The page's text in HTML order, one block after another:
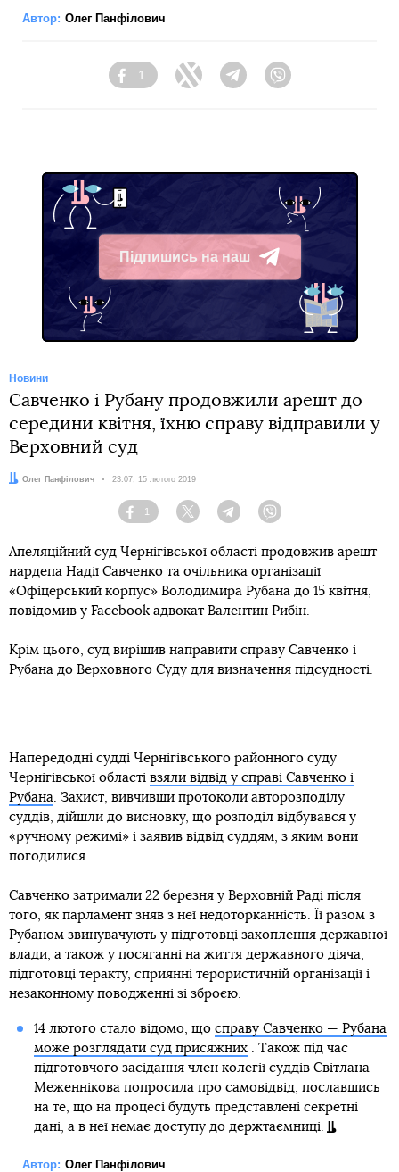
Автор: Олег Панфілович
Facebook
1
Twitter TelegramViber
Підпишись на наш
Telegram
Новини
Савченко і Рубану продовжили арешт до
середини квітня, їхню справу відправили у
Верховний суд
Автор:
Олег Панфілович Дата:
23:07, 15 лютого 2019
Facebook
1
Twitter TelegramViber
Апеляційний суд Чернігівської області продовжив арешт
нардепа Надії Савченко та очільника організації
«Офіцерський корпус» Володимира Рубана до 15 квітня,
повідомив у Facebook адвокат Валентин Рибін.
Крім цього, суд вирішив направити справу Савченко і
Рубана до Верховного Суду для визначення підсудності.
Напередодні судді Чернігівського районного суду
Чернігівської області взяли відвід у справі Савченко і
Рубана. Захист, вивчивши протоколи авторозподілу
суддів, дійшли до висновку, що розподіл відбувався у
«ручному режимі» і заявив відвід суддям, з яким вони
погодилися.
Савченко затримали 22 березня у Верховній Раді після
того, як парламент зняв з неї недоторканність. Її разом з
Рубаном звинувачують у підготовці захоплення державної
влади, а також у посяганні на життя державного діяча,
підготовці теракту, сприянні терористичній організації і
незаконному поводженні зі зброєю.
14 лютого стало відомо, що справу Савченко — Рубана
може розглядати суд присяжних. Також під час
підготовчого засідання член колегії суддів Світлана
Меженнікова попросила про самовідвід, пославшись
на те, що на процесі будуть представлені секретні
дані, а в неї немає доступу до держтаємниці.
Автор: Олег Панфілович